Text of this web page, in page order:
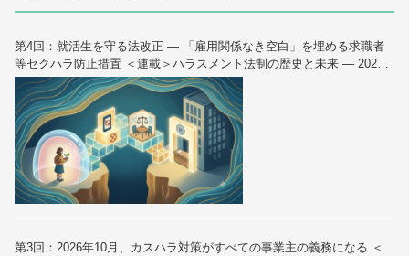
第4回：就活生を守る法改正 — 「雇用関係なき空白」を埋める求職者
等セクハラ防止措置 ＜連載＞ハラスメント法制の歴史と未来 — 2026
年10月大改正を読み解く（全6回）
第3回：2026年10月、カスハラ対策がすべての事業主の義務になる ＜